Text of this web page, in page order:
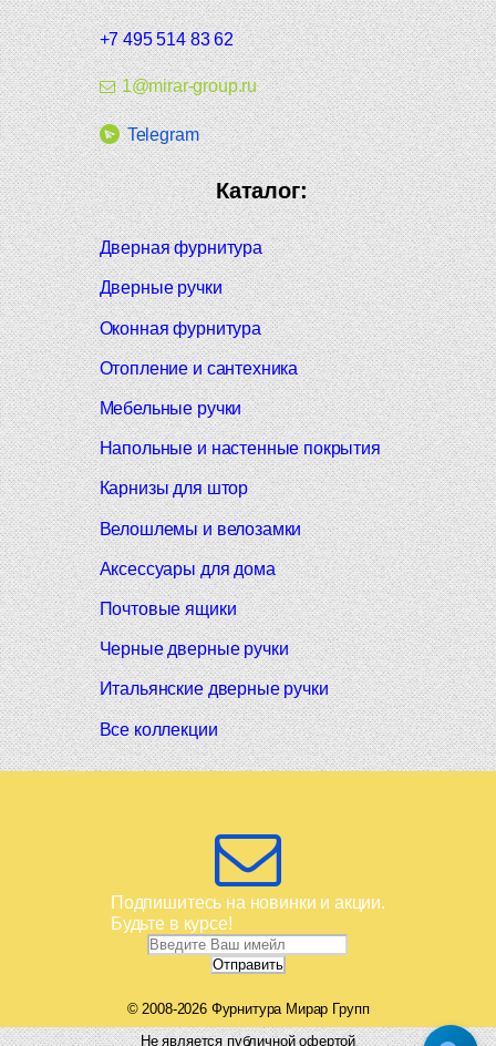
+7 495 514 83 62
1@mirar-group.ru
Telegram
Каталог:
Дверная фурнитура
Дверные ручки
Оконная фурнитура
Отопление и сантехника
Мебельные ручки
Напольные и настенные покрытия
Карнизы для штор
Велошлемы и велозамки
Аксессуары для дома
Почтовые ящики
Черные дверные ручки
Итальянские дверные ручки
Все коллекции
Подпишитесь на новинки и акции.
Будьте в курсе!
© 2008-2026 Фурнитура Мирар Групп
Не является публичной офертой